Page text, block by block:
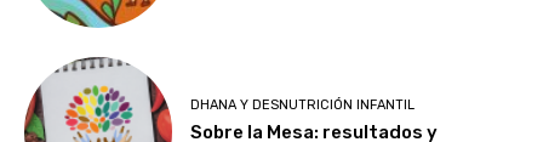
DHANA Y DESNUTRICIÓN INFANTIL
Sobre la Mesa: resultados y